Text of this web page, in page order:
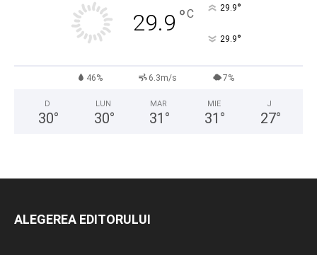
29.9 °C 29.9°
29.9°
46% 6.3m/s 7%
D
30°
LUN
30°
MAR
31 °
MIE
31 °
J
27°
ALEGEREA EDITORULUI